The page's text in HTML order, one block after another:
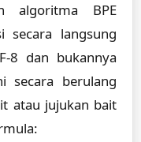
algoritma BPE
secara langsung
8 dan bukannya
secara berulang
atau jujukan bait